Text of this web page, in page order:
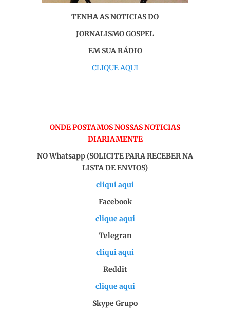
TENHA AS NOTICIAS DO
JORNALISMO GOSPEL
EM SUA RÁDIO
CLIQUE AQUI
ONDE POSTAMOS NOSSAS NOTICIAS
DIARIAMENTE
NO Whatsapp (SOLICITE PARA RECEBER NA
LISTA DE ENVIOS)
cliqui aqui
Facebook
clique aqui
Telegran
cliqui aqui
Reddit
clique aqui
Skype Grupo